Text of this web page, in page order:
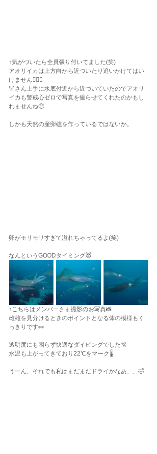
↑気がづいたら全員張り付いてました(笑)
アオリイカは上方向から近づいたり追いかけてはい
けません🙅🏽‍♀️
皆さん上手に水底付近から近づいていたのでアオリ
イカも警戒心ゼロで写真を撮らせてくれたのかもし
れませんね🥺
しかも天然の産卵礁を作っているではないか。
卵がモリモリすぎて溢れちゃってるよ(笑)
なんというGOODタイミング😻
↑こちらはメンバーさま撮影のお写真📸
雌雄を見分けるときのポイントとなる体の模様もく
っきりです👀
透明度にも困らず快適なダイビングでした🫧
水温も上がってきており22℃をマーク🌡️
うーん、それでも私はまだまだドライかなあ、、🤣